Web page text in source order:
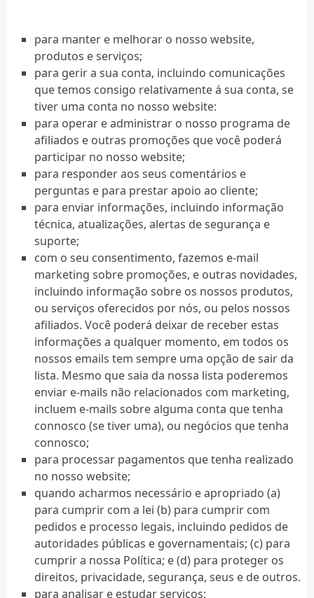
para manter e melhorar o nosso website,
produtos e serviços;
para gerir a sua conta, incluindo comunicações
que temos consigo relativamente á sua conta, se
tiver uma conta no nosso website:
para operar e administrar o nosso programa de
afiliados e outras promoções que você poderá
participar no nosso website;
para responder aos seus comentários e
perguntas e para prestar apoio ao cliente;
para enviar informações, incluindo informação
técnica, atualizações, alertas de segurança e
suporte;
com o seu consentimento, fazemos e-mail
marketing sobre promoções, e outras novidades,
incluindo informação sobre os nossos produtos,
ou serviços oferecidos por nós, ou pelos nossos
afiliados. Você poderá deixar de receber estas
informações a qualquer momento, em todos os
nossos emails tem sempre uma opção de sair da
lista. Mesmo que saia da nossa lista poderemos
enviar e-mails não relacionados com marketing,
incluem e-mails sobre alguma conta que tenha
connosco (se tiver uma), ou negócios que tenha
connosco;
para processar pagamentos que tenha realizado
no nosso website;
quando acharmos necessário e apropriado (a)
para cumprir com a lei (b) para cumprir com
pedidos e processo legais, incluindo pedidos de
autoridades públicas e governamentais; (c) para
cumprir a nossa Política; e (d) para proteger os
direitos, privacidade, segurança, seus e de outros.
para analisar e estudar serviços;